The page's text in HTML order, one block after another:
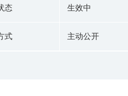
态 生效中
式 主动公开